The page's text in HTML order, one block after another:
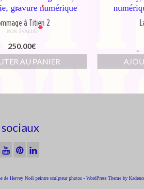
à Titien 2
NON ÉVALUÉ
250.00€
AU PANIER
Hervey Noël peintre sculpteur photos - WordPress Theme by